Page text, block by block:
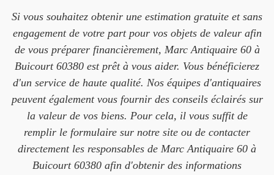
Si vous souhaitez obtenir une estimation gratuite et sans
engagement de votre part pour vos objets de valeur afin
de vous préparer financièrement, Marc Antiquaire 60 à
Buicourt 60380 est prêt à vous aider. Vous bénéficierez
d'un service de haute qualité. Nos équipes d'antiquaires
peuvent également vous fournir des conseils éclairés sur
la valeur de vos biens. Pour cela, il vous suffit de
remplir le formulaire sur notre site ou de contacter
directement les responsables de Marc Antiquaire 60 à
Buicourt 60380 afin d'obtenir des informations